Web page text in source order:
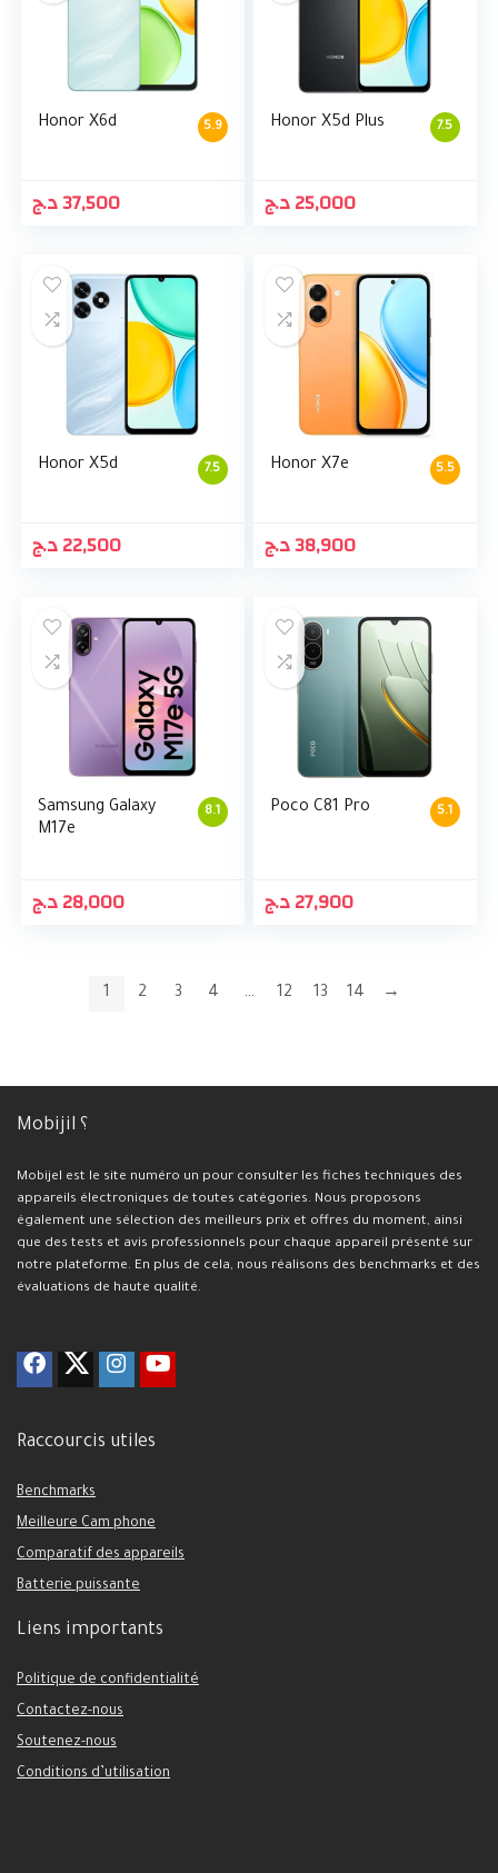
5.9
Honor X6d
37,500د.ج
7.5
Honor X5d Plus
25,000د.ج
7.5
Honor X5d
22,500د.ج
5.5
Honor X7e
38,900د.ج
8.1
Samsung Galaxy
M17e
28,000د.ج
5.1
Poco C81 Pro
27,900د.ج
1 2 3 4 … 12 13 14 →
Mobijil ؟
Mobijel est le site numéro un pour consulter les fiches techniques des
appareils électroniques de toutes catégories. Nous proposons
également une sélection des meilleurs prix et offres du moment, ainsi
que des tests et avis professionnels pour chaque appareil présenté sur
notre plateforme. En plus de cela, nous réalisons des benchmarks et des
évaluations de haute qualité.
Raccourcis utiles
Benchmarks
Meilleure Cam phone
Comparatif des appareils
Batterie puissante
Liens importants
Politique de confidentialité
Contactez-nous
Soutenez-nous
Conditions d’utilisation